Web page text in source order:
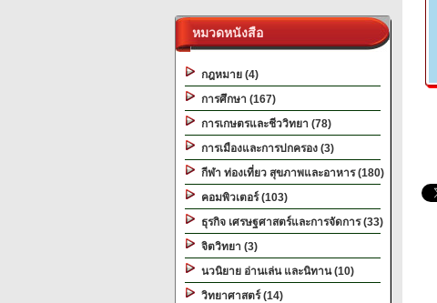
หมวดหนังสือ
กฎหมาย (4)
การศึกษา (167)
การเกษตรและชีววิทยา (78)
การเมืองและการปกครอง (3)
กีฬา ท่องเที่ยว สุขภาพและอาหาร (180)
คอมพิวเตอร์ (103)
ธุรกิจ เศรษฐศาสตร์และการจัดการ (33)
จิตวิทยา (3)
นวนิยาย อ่านเล่น และนิทาน (10)
วิทยาศาสตร์ (14)